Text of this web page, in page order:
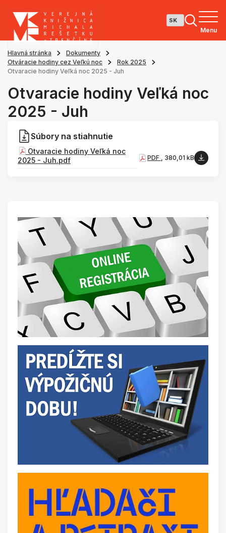
Menu
Hlavná stránka
Dokumenty
Otváracie hodiny cez Veľkú noc
Rok 2025
Otvaracie hodiny Veľká noc 2025 - Juh
Otvaracie hodiny Veľká noc
2025 - Juh
Súbory na stiahnutie
Otvaracie hodiny Veľká noc
2025 - Juh.pdf
PDF , 380,01 kB